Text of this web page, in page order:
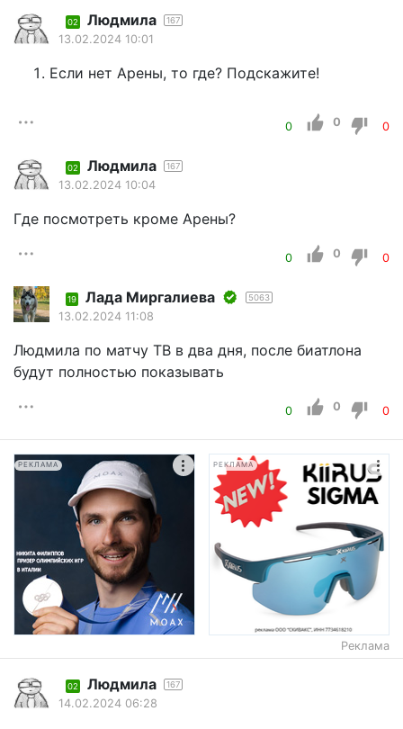
02 Людмила 167
13.02.2024 10:01
Если нет Арены, то где? Подскажите!
0 0 0
02 Людмила 167
13.02.2024 10:04
Где посмотреть кроме Арены?
0 0 0
19 Лада Миргалиева 5063
13.02.2024 11:08
Людмила по матчу ТВ в два дня, после биатлона
будут полностью показывать
0 0 0
РЕКЛАМА РЕКЛАМА
Реклама
02 Людмила 167
14.02.2024 06:28